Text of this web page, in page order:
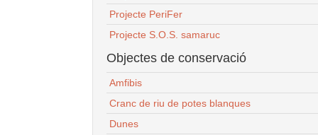
Projecte PeriFer
Projecte S.O.S. samaruc
Objectes de conservació
Amfibis
Cranc de riu de potes blanques
Dunes